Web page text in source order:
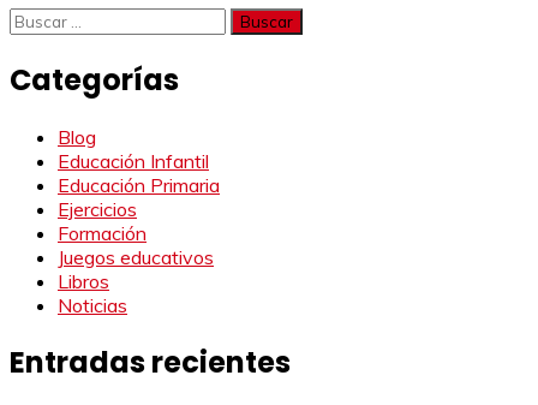
Buscar:
Categorías
Blog
Educación Infantil
Educación Primaria
Ejercicios
Formación
Juegos educativos
Libros
Noticias
Entradas recientes